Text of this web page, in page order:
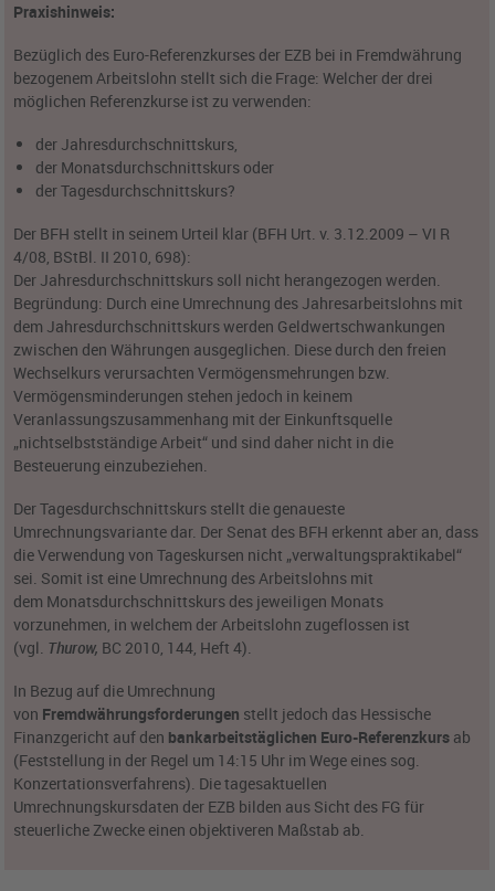
Praxishinweis:
Bezüglich des Euro-Referenzkurses der EZB bei in Fremdwährung
bezogenem Arbeitslohn stellt sich die Frage: Welcher der drei
möglichen Referenzkurse ist zu verwenden:
der Jahresdurchschnittskurs,
der Monatsdurchschnittskurs oder
der Tagesdurchschnittskurs?
Der BFH stellt in seinem Urteil klar (BFH Urt. v. 3.12.2009 – VI R
4/08, BStBl. II 2010, 698):
Der Jahresdurchschnittskurs soll nicht herangezogen werden.
Begründung: Durch eine Umrechnung des Jahresarbeitslohns mit
dem Jahresdurchschnittskurs werden Geldwertschwankungen
zwischen den Währungen ausgeglichen. Diese durch den freien
Wechselkurs verursachten Vermögensmehrungen bzw.
Vermögensminderungen stehen jedoch in keinem
Veranlassungszusammenhang mit der Einkunftsquelle
„nichtselbstständige Arbeit“ und sind daher nicht in die
Besteuerung einzubeziehen.
Der Tagesdurchschnittskurs stellt die genaueste
Umrechnungsvariante dar. Der Senat des BFH erkennt aber an, dass
die Verwendung von Tageskursen nicht „verwaltungspraktikabel“
sei. Somit ist eine Umrechnung des Arbeitslohns mit
dem Monatsdurchschnittskurs des jeweiligen Monats
vorzunehmen, in welchem der Arbeitslohn zugeflossen ist
(vgl. Thurow, BC 2010, 144, Heft 4).
In Bezug auf die Umrechnung
von Fremdwährungsforderungen stellt jedoch das Hessische
Finanzgericht auf den bankarbeitstäglichen Euro-Referenzkurs ab
(Feststellung in der Regel um 14:15 Uhr im Wege eines sog.
Konzertationsverfahrens). Die tagesaktuellen
Umrechnungskursdaten der EZB bilden aus Sicht des FG für
steuerliche Zwecke einen objektiveren Maßstab ab.